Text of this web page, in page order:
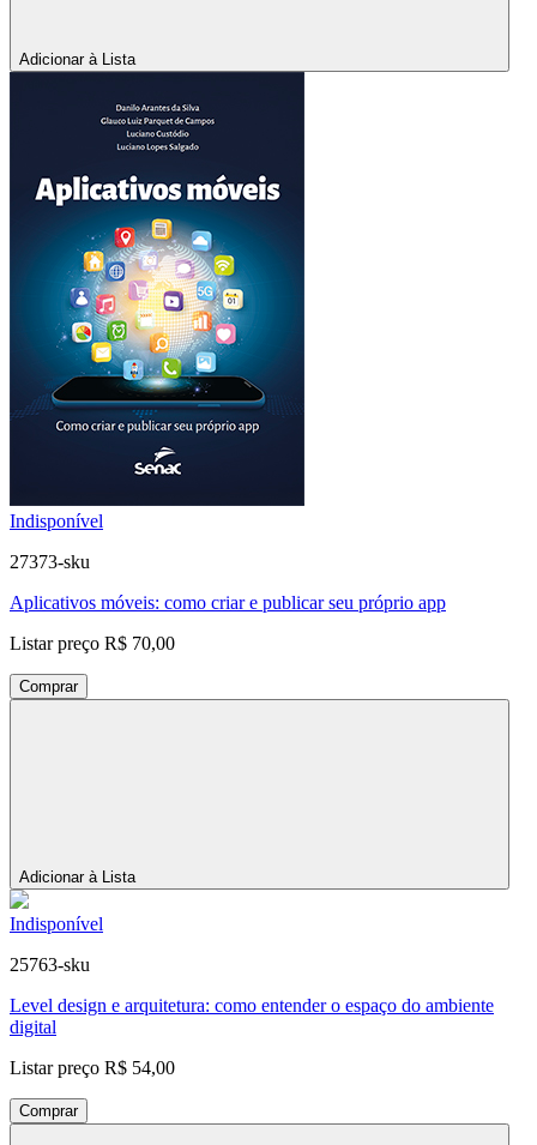
Adicionar à Lista
Indisponível
27373-sku
Aplicativos móveis: como criar e publicar seu próprio app
Listar preço R$ 70,00
Comprar
Adicionar à Lista
Indisponível
25763-sku
Level design e arquitetura: como entender o espaço do ambiente
digital
Listar preço R$ 54,00
Comprar